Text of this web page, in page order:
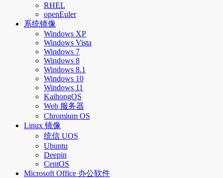
RHEL
openEuler
系统镜像
Windows XP
Windows Vista
Windows 7
Windows 8
Windows 8.1
Windows 10
Windows 11
KaihongOS
Web 服务器
Chromium OS
Linux 镜像
统信 UOS
Ubuntu
Deepin
CentOS
Microsoft Office 办公软件